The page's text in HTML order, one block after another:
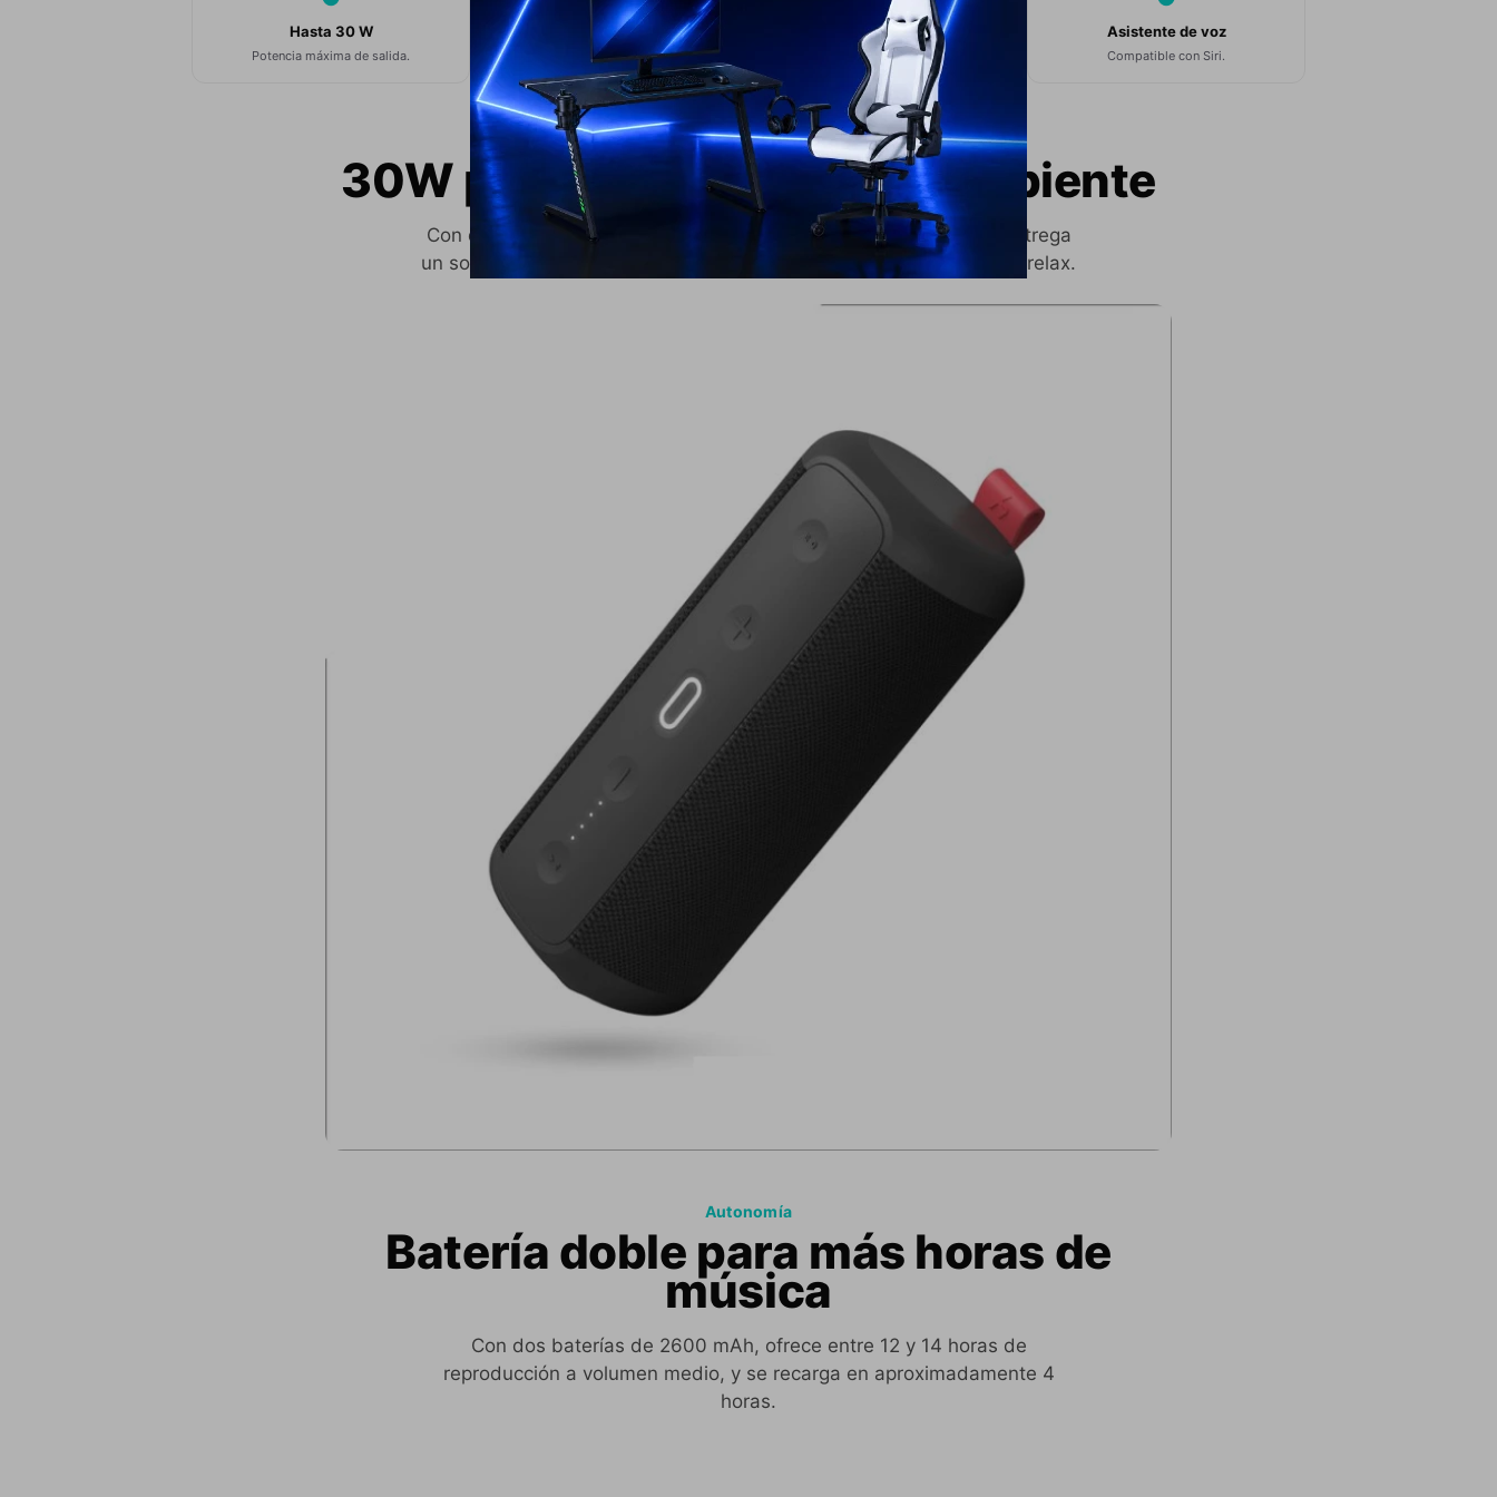
Hasta 30 W
Potencia máxima de salida.
12-14 h de batería
A volumen medio.
TWS y NFC
Emparejamiento simple y en dúo.
Asistente de voz
Compatible con Siri.
Sonido potente
30W para llenar cualquier ambiente
Con doble altavoz de 55 mm y hasta 30W de potencia máxima, entrega
un sonido potente y envolvente para tus reuniones o momentos de relax.
Autonomía
Batería doble para más horas de
música
Con dos baterías de 2600 mAh, ofrece entre 12 y 14 horas de
reproducción a volumen medio, y se recarga en aproximadamente 4
horas.